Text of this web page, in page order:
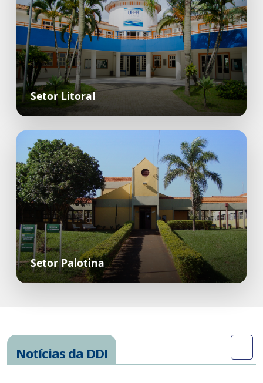
Setor Litoral
Setor Palotina
Notícias da DDI